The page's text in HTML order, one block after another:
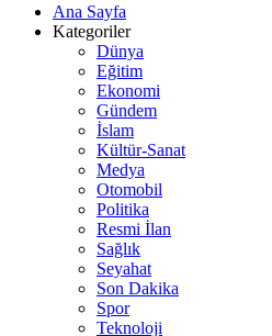
Ana Sayfa
Kategoriler
Dünya
Eğitim
Ekonomi
Gündem
İslam
Kültür-Sanat
Medya
Otomobil
Politika
Resmi İlan
Sağlık
Seyahat
Son Dakika
Spor
Teknoloji